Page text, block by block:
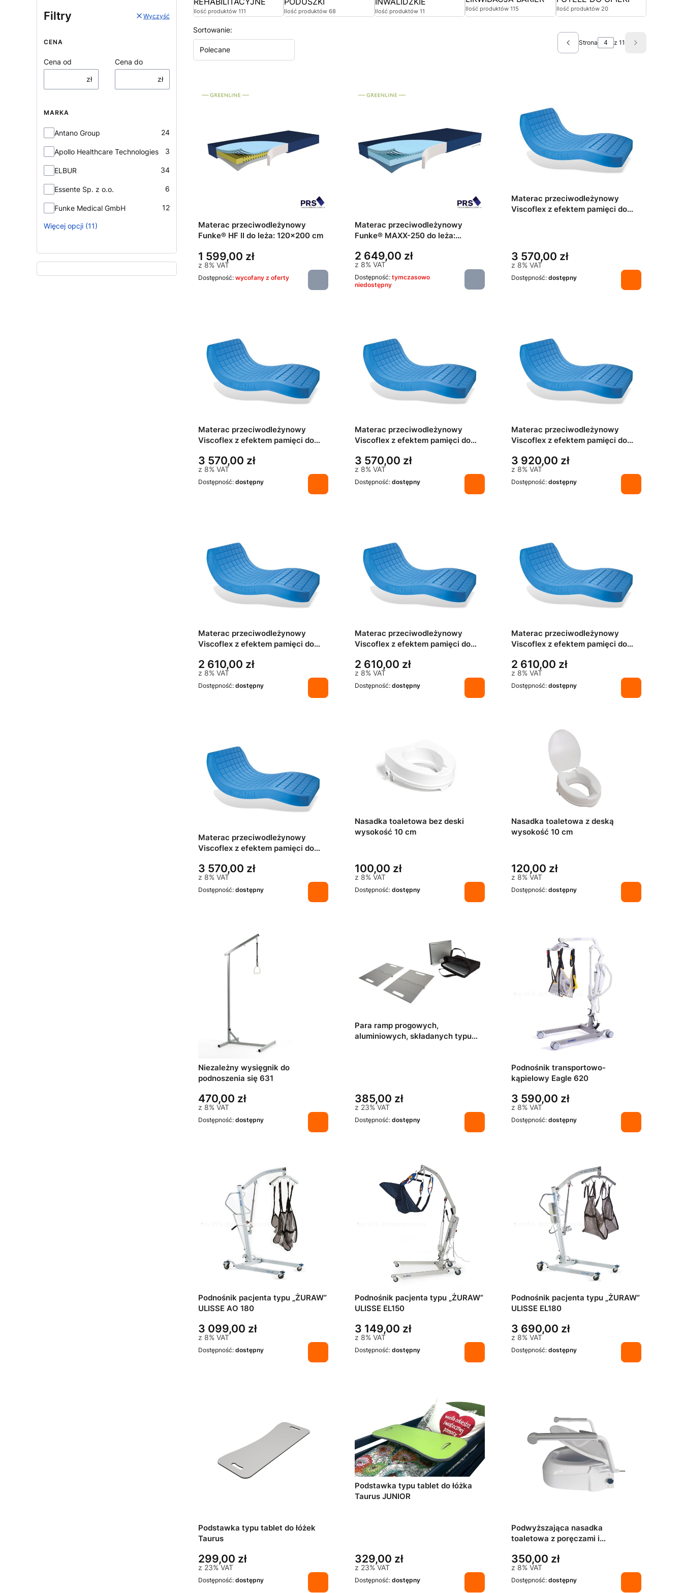
Filtry Wyczyść
CENA
Cena od
zł
Cena do
zł
MARKA
Marka
Antano Group 24
Apollo Healthcare Technologies 3
ELBUR 34
Essente Sp. z o.o. 6
Funke Medical GmbH 12
Więcej opcji (11)
Ilość produktów 111 Ilość produktów 68 Ilość produktów 11 Ilość produktów 115 Ilość produktów 20
Sortowanie:
Polecane
Strona z 11
Materac przeciwodleżynowy
Funke® HF II do leża: 120x200 cm
1 599,00 zł
z 8% VAT
Dostępność: wycofany z oferty
Materac przeciwodleżynowy
Funke® MAXX-250 do leża:
2 649,00 zł
z 8% VAT
Dostępność: tymczasowo
niedostępny
Materac przeciwodleżynowy
Viscoflex z efektem pamięci do
3 570,00 zł
z 8% VAT
Dostępność: dostępny
Materac przeciwodleżynowy
Viscoflex z efektem pamięci do
3 570,00 zł
z 8% VAT
Dostępność: dostępny
Materac przeciwodleżynowy
Viscoflex z efektem pamięci do
3 570,00 zł
z 8% VAT
Dostępność: dostępny
Materac przeciwodleżynowy
Viscoflex z efektem pamięci do
3 920,00 zł
z 8% VAT
Dostępność: dostępny
Materac przeciwodleżynowy
Viscoflex z efektem pamięci do
2 610,00 zł
z 8% VAT
Dostępność: dostępny
Materac przeciwodleżynowy
Viscoflex z efektem pamięci do
2 610,00 zł
z 8% VAT
Dostępność: dostępny
Materac przeciwodleżynowy
Viscoflex z efektem pamięci do
2 610,00 zł
z 8% VAT
Dostępność: dostępny
Materac przeciwodleżynowy
Viscoflex z efektem pamięci do
3 570,00 zł
z 8% VAT
Dostępność: dostępny
Nasadka toaletowa bez deski
wysokość 10 cm
100,00 zł
z 8% VAT
Dostępność: dostępny
Nasadka toaletowa z deską
wysokość 10 cm
120,00 zł
z 8% VAT
Dostępność: dostępny
Niezależny wysięgnik do
podnoszenia się 631
470,00 zł
z 8% VAT
Dostępność: dostępny
Para ramp progowych,
aluminiowych, składanych typu
385,00 zł
z 23%VAT
Dostępność: dostępny
Do 95% dofinansowania
Podnośnik transportowo-
kąpielowy Eagle 620
3 590,00 zł
z 8% VAT
Dostępność: dostępny
Do 95% dofinansowania
Podnośnik pacjenta typu „ŻURAW”
ULISSE AO 180
3 099,00 zł
z 8% VAT
Dostępność: dostępny
Do 95% dofinansowania
Podnośnik pacjenta typu „ŻURAW”
ULISSE EL150
3 149,00 zł
z 8% VAT
Dostępność: dostępny
Do 95% dofinansowania
Podnośnik pacjenta typu „ŻURAW”
ULISSE EL180
3 690,00 zł
z 8% VAT
Dostępność: dostępny
Podstawka typu tablet do łóżek
Taurus
299,00 zł
z 23%VAT
Dostępność: dostępny
Podstawka typu tablet do łóżka
Taurus JUNIOR
329,00 zł
z 23%VAT
Dostępność: dostępny
Podwyższająca nasadka
toaletowa z poręczami i
350,00 zł
z 8% VAT
Dostępność: dostępny